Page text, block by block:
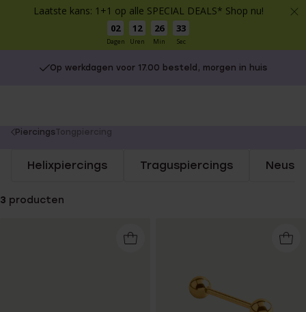
Laatste kans: 1+1 op alle SPECIAL DEALS* Shop nu!
02
Dagen
12
Uren
26
Min
33
Sec
Op werkdagen voor 17.00 besteld, morgen in huis
You
here:
PiercingsTongpiercing
Helixpiercings Traguspiercings
3 producten